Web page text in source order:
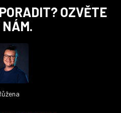
OZVĚTE
NÁM.